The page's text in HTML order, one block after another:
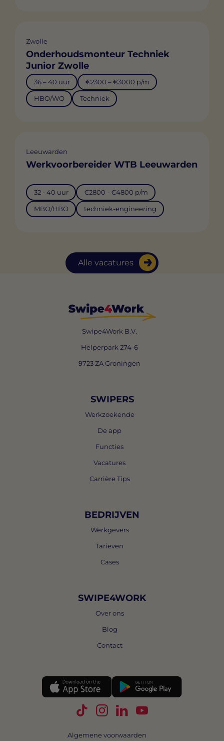
Alle vacatures
Zwolle
Onderhoudsmonteur Techniek
Junior Zwolle
36 – 40 uur €2300 – €3000 p/m
HBO/WO Techniek
Leeuwarden
Werkvoorbereider WTB Leeuwarden
32 - 40 uur €2800 - €4800 p/m
MBO/HBO techniek-engineering
Swipe4Work B.V.
Helperpark 274-6
9723 ZA Groningen
SWIPERS
Werkzoekende
De app
Functies
Vacatures
Carrière Tips
BEDRIJVEN
Werkgevers
Tarieven
Cases
SWIPE4WORK
Over ons
Blog
Contact
Volg Swipe4Work op TikTok
Volg Swipe4Work op
Volg Swipe4Work op
Volg Swipe4Work
Algemene voorwaarden